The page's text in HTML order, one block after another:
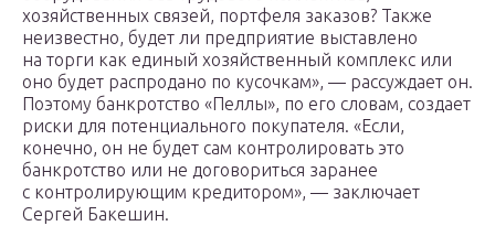
хозяйственных связей, портфеля заказов? Также
неизвестно, будет ли предприятие выставлено
на торги как единый хозяйственный комплекс или
оно будет распродано по кусочкам», — рассуждает он.
Поэтому банкротство «Пеллы», по его словам, создает
риски для потенциального покупателя. «Если,
конечно, он не будет сам контролировать это
банкротство или не договориться заранее
с контролирующим кредитором», — заключает
Сергей Бакешин.